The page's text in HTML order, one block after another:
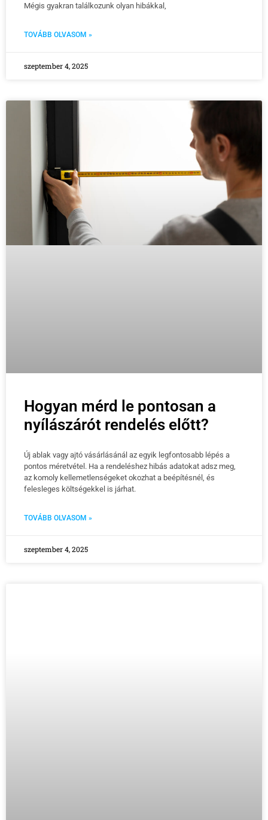
Mégis gyakran találkozunk olyan hibákkal,
TOVÁBB OLVASOM »
szeptember 4, 2025
Hogyan mérd le pontosan a
nyílászárót rendelés előtt?
Új ablak vagy ajtó vásárlásánál az egyik legfontosabb lépés a
pontos méretvétel. Ha a rendeléshez hibás adatokat adsz meg,
az komoly kellemetlenségeket okozhat a beépítésnél, és
felesleges költségekkel is járhat.
TOVÁBB OLVASOM »
szeptember 4, 2025